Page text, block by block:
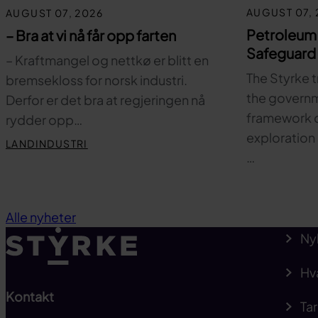
AUGUST 07, 2026
– Bra at vi nå får opp farten
– Kraftmangel og nettkø er blitt en
bremsekloss for norsk industri.
Derfor er det bra at regjeringen nå
rydder opp…
LANDINDUSTRI
AUGUST 07,
The Styrke
the
framework
exploration
…
Alle nyheter
Kontakt